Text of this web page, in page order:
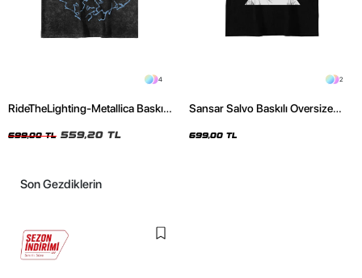
4
RideTheLighting-Metallica Baskılı
Tshirt
699,00 TL 559,20 TL
2
Sansar Salvo Baskılı Oversize
699,00 TL
Son Gezdiklerin